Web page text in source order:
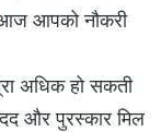
आपको नौकरी
अधिक हो सकती
और पुरस्कार मिल